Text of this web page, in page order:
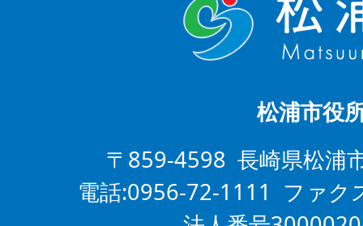
松浦市役
〒859-4598 長崎県松浦
電話:0956-72-1111 ファ